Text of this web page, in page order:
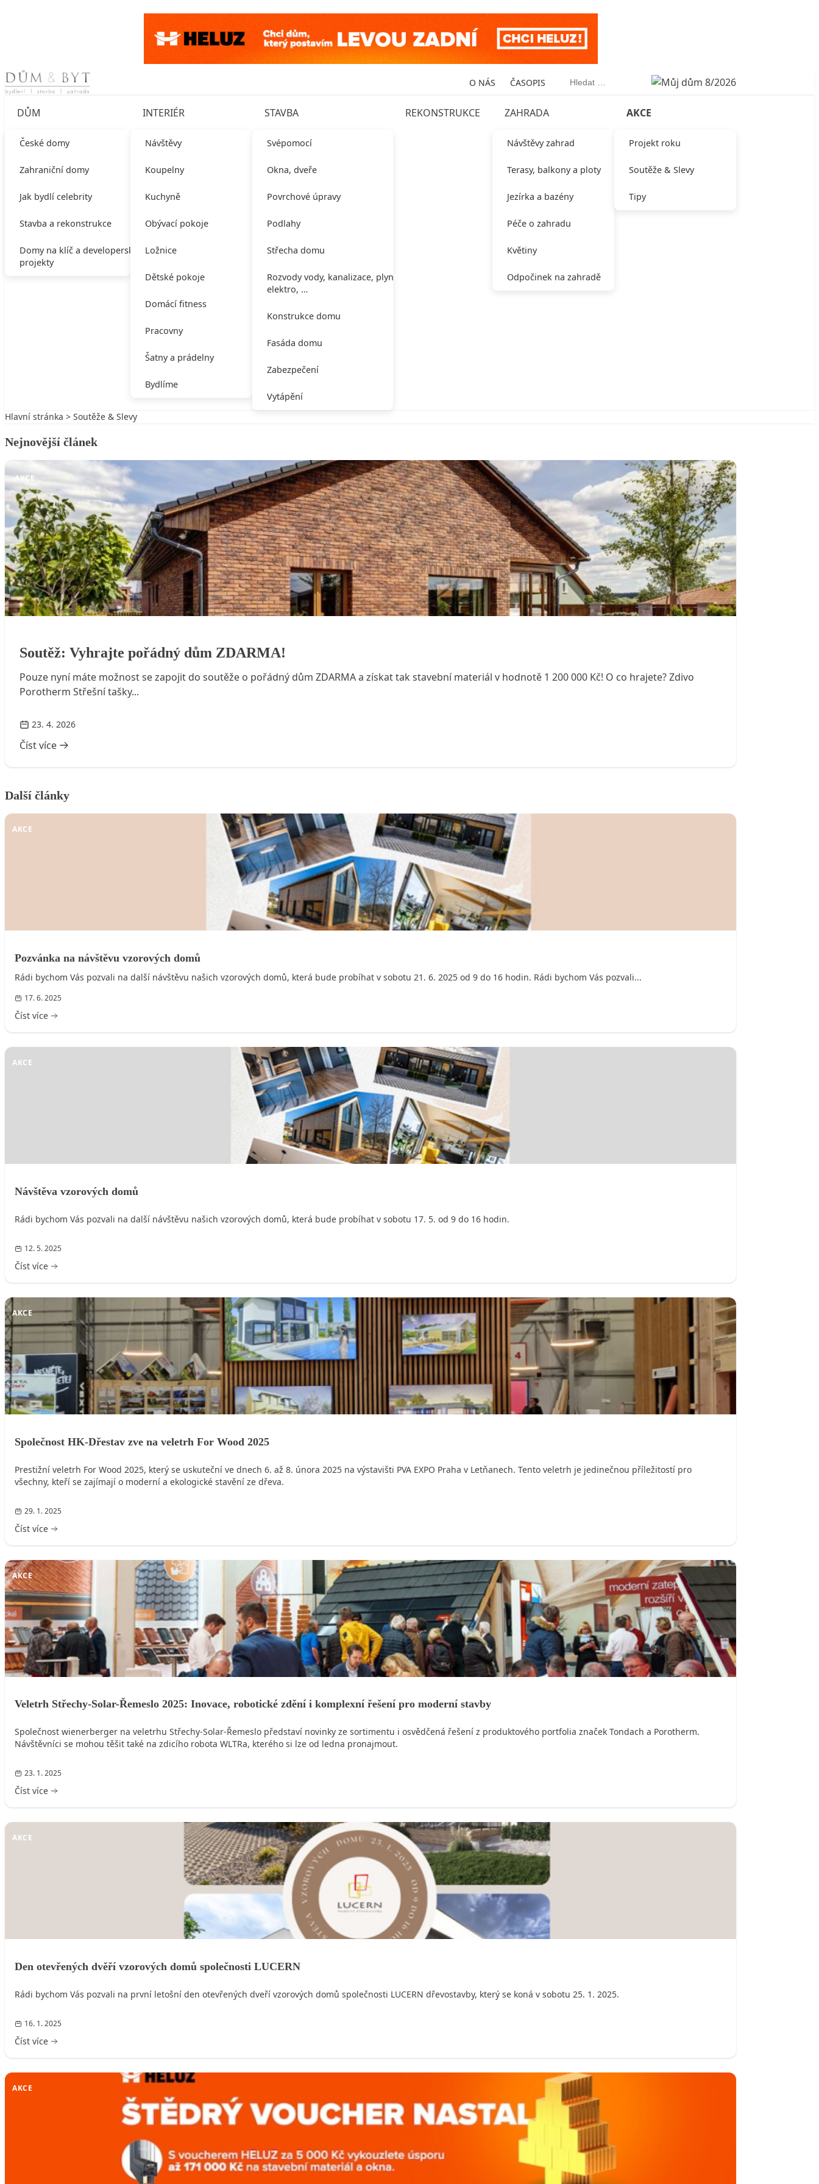
Skip to content O NÁS ČASOPIS Vyhledávání
DŮM
České domy
Zahraniční domy
Jak bydlí celebrity
Stavba a rekonstrukce
Domy na klíč a developerské
projekty
INTERIÉR
Návštěvy
Koupelny
Kuchyně
Obývací pokoje
Ložnice
Dětské pokoje
Domácí fitness
Pracovny
Šatny a prádelny
Bydlíme
STAVBA
Svépomocí
Okna, dveře
Povrchové úpravy
Podlahy
Střecha domu
Rozvody vody, kanalizace, plynu,
elektro, …
Konstrukce domu
Fasáda domu
Zabezpečení
Vytápění
REKONSTRUKCE ZAHRADA
Návštěvy zahrad
Terasy, balkony a ploty
Jezírka a bazény
Péče o zahradu
Květiny
Odpočinek na zahradě
AKCE
Projekt roku
Soutěže & Slevy
Tipy
Hlavní stránka > Soutěže & Slevy
Nejnovější článek
Soutěž: Vyhrajte pořádný dům ZDARMA!
AKCE
Soutěž: Vyhrajte pořádný dům ZDARMA!
Pouze nyní máte možnost se zapojit do soutěže o pořádný dům ZDARMA a získat tak stavební materiál v hodnotě 1 200 000 Kč! O co hrajete? Zdivo
Porotherm Střešní tašky...
23. 4. 2026
Číst více
Další články
AKCE
Pozvánka na návštěvu vzorových domů
Rádi bychom Vás pozvali na další návštěvu našich vzorových domů, která bude probíhat v sobotu 21. 6. 2025 od 9 do 16 hodin. Rádi bychom Vás pozvali...
17. 6. 2025
Číst více
AKCE
Návštěva vzorových domů
Rádi bychom Vás pozvali na další návštěvu našich vzorových domů, která bude probíhat v sobotu 17. 5. od 9 do 16 hodin.
12. 5. 2025
Číst více
AKCE
Společnost HK-Dřestav zve na veletrh For Wood 2025
Prestižní veletrh For Wood 2025, který se uskuteční ve dnech 6. až 8. února 2025 na výstavišti PVA EXPO Praha v Letňanech. Tento veletrh je jedinečnou příležitostí pro
všechny, kteří se zajímají o moderní a ekologické stavění ze dřeva.
29. 1. 2025
Číst více
AKCE
Veletrh Střechy-Solar-Řemeslo 2025: Inovace, robotické zdění i komplexní řešení pro moderní stavby
Společnost wienerberger na veletrhu Střechy-Solar-Řemeslo představí novinky ze sortimentu i osvědčená řešení z produktového portfolia značek Tondach a Porotherm.
Návštěvníci se mohou těšit také na zdicího robota WLTRa, kterého si lze od ledna pronajmout.
23. 1. 2025
Číst více
AKCE
Den otevřených dvěří vzorových domů společnosti LUCERN
Rádi bychom Vás pozvali na první letošní den otevřených dveří vzorových domů společnosti LUCERN dřevostavby, který se koná v sobotu 25. 1. 2025.
16. 1. 2025
Číst více
AKCE